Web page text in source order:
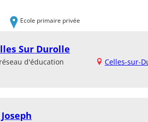
Ecole primaire privée
Sur Durolle
d'éducation
Celles-sur-